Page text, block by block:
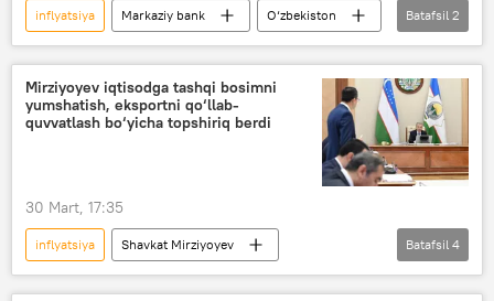
inflyatsiya Markaziy bank
O‘zbekiston
Iqtisod
asosiy stavka
Batafsil 2
Mirziyoyev iqtisodga tashqi bosimni
yumshatish, eksportni qo‘llab-
quvvatlash bo‘yicha topshiriq berdi
30 Mart, 17:35
inflyatsiya
Shavkat Mirziyoyev
O‘zbekiston
Iqtisod
neft
Batafsil 4